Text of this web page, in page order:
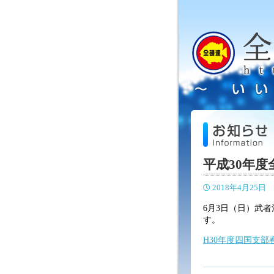
平成30年度
2018年4月25日
6月3日（日）武
す。
H30年度四国支部